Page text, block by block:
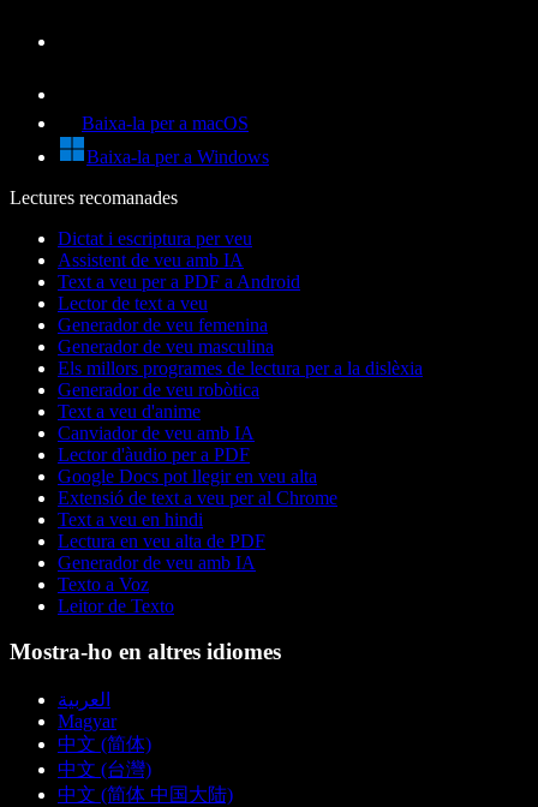
Baixa-la per a macOS
Baixa-la per a Windows
Lectures recomanades
Dictat i escriptura per veu
Assistent de veu amb IA
Text a veu per a PDF a Android
Lector de text a veu
Generador de veu femenina
Generador de veu masculina
Els millors programes de lectura per a la dislèxia
Generador de veu robòtica
Text a veu d'anime
Canviador de veu amb IA
Lector d'àudio per a PDF
Google Docs pot llegir en veu alta
Extensió de text a veu per al Chrome
Text a veu en hindi
Lectura en veu alta de PDF
Generador de veu amb IA
Texto a Voz
Leitor de Texto
Mostra-ho en altres idiomes
العربية
Magyar
中文 (简体)
中文 (台灣)
中文 (简体 中国大陆)